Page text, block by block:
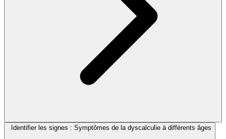
Identifier les signes : Symptômes de la dyscalculie à différents âges